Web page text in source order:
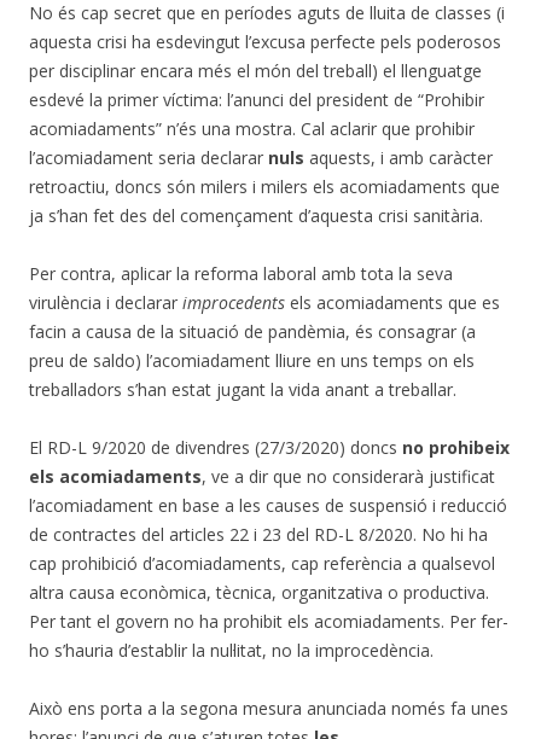
No és cap secret que en períodes aguts de lluita de classes (i
aquesta crisi ha esdevingut l’excusa perfecte pels poderosos
per disciplinar encara més el món del treball) el llenguatge
esdevé la primer víctima: l’anunci del president de “Prohibir
acomiadaments” n’és una mostra. Cal aclarir que prohibir
l’acomiadament seria declarar nuls aquests, i amb caràcter
retroactiu, doncs són milers i milers els acomiadaments que
ja s’han fet des del començament d’aquesta crisi sanitària.
Per contra, aplicar la reforma laboral amb tota la seva
virulència i declarar improcedents els acomiadaments que es
facin a causa de la situació de pandèmia, és consagrar (a
preu de saldo) l’acomiadament lliure en uns temps on els
treballadors s’han estat jugant la vida anant a treballar.
El RD-L 9/2020 de divendres (27/3/2020) doncs no prohibeix
els acomiadaments, ve a dir que no considerarà justificat
l’acomiadament en base a les causes de suspensió i reducció
de contractes del articles 22 i 23 del RD-L 8/2020. No hi ha
cap prohibició d’acomiadaments, cap referència a qualsevol
altra causa econòmica, tècnica, organitzativa o productiva.
Per tant el govern no ha prohibit els acomiadaments. Per fer-
ho s’hauria d’establir la nul·litat, no la improcedència.
Això ens porta a la segona mesura anunciada només fa unes